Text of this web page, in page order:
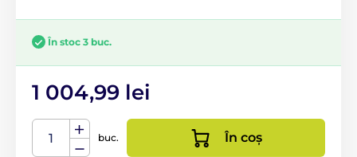
În stoc 3 buc.
1 004,99 lei
buc. În coș